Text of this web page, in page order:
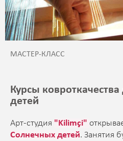
МАСТЕР-КЛАСС
Курсы
детей
Арт-студия "Kilimçi"
Солнечных детей. Занятия